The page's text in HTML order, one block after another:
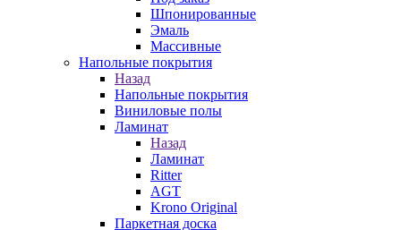
Шпонированные
Эмаль
Массивные
Напольные покрытия
Назад
Напольные покрытия
Виниловые полы
Ламинат
Назад
Ламинат
Ritter
AGT
Krono Original
Паркетная доска